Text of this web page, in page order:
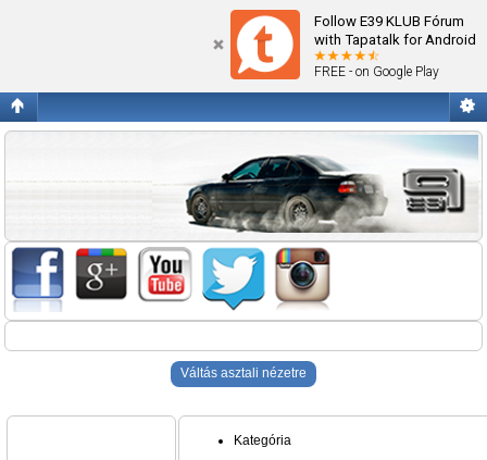
Follow E39 KLUB Fórum
with Tapatalk for Android
FREE - on Google Play
Váltás asztali nézetre
Kategória